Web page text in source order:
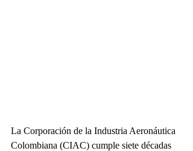
La Corporación de la Industria Aeronáutica
Colombiana (CIAC) cumple siete décadas